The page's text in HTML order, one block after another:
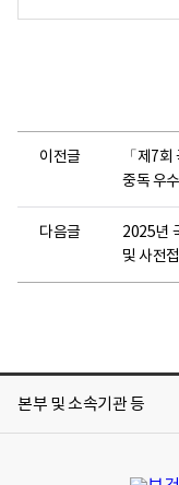
이전글
「제7
중독 우
다음글
2025년
및 사전
본부 및 소속기관 등
기